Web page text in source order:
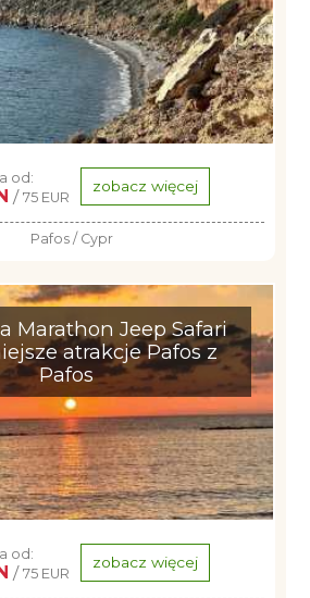
od:
/ 75 EUR
zobacz więcej
Pafos / Cypr
Marathon Jeep Safari
atrakcje Pafos z
Pafos
od:
/ 75 EUR
zobacz więcej